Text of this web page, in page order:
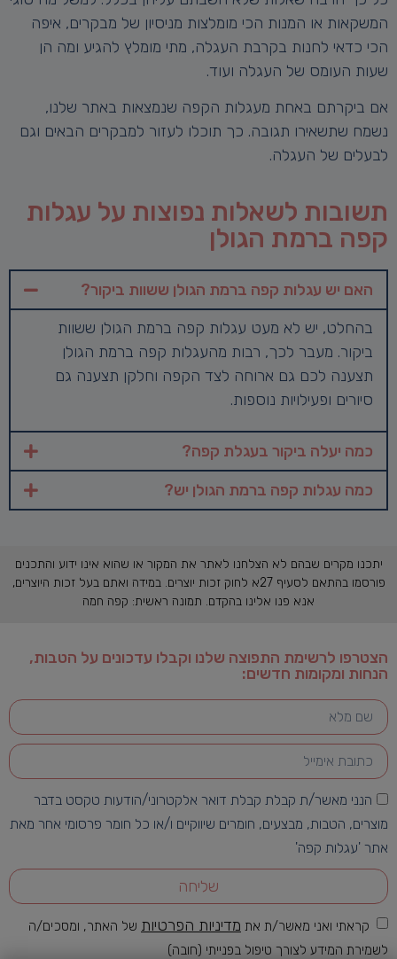
המשקאות או המנות הכי מומלצות מניסיון של מבקרים, איפה
הכי כדאי לחנות בקרבת העגלה, מתי מומלץ להגיע ומה הן
שעות העומס של העגלה ועוד.
אם ביקרתם באחת מעגלות הקפה שנמצאות באתר שלנו,
נשמח שתשאירו תגובה. כך תוכלו לעזור למבקרים הבאים וגם
לבעלים של העגלה.
תשובות לשאלות נפוצות על עגלות
קפה ברמת הגולן
האם יש עגלות קפה ברמת הגולן ששוות ביקור?
בהחלט, יש לא מעט עגלות קפה ברמת הגולן ששוות
ביקור. מעבר לכך, רבות מהעגלות קפה ברמת הגולן
תצענה לכם גם ארוחה לצד הקפה וחלקן תצענה גם
סיורים ופעילויות נוספות.
כמה יעלה ביקור בעגלת קפה?
כמה עגלות קפה ברמת הגולן יש?
יתכנו מקרים שבהם לא הצלחנו לאתר את המקור או שהוא אינו ידוע והתכנים
פורסמו בהתאם לסעיף 27א לחוק זכות יוצרים. במידה ואתם בעל זכות היוצרים,
אנא פנו אלינו בהקדם. תמונה ראשית: קפה חמה
הצטרפו לרשימת התפוצה שלנו וקבלו עדכונים על הטבות,
הנחות ומקומות חדשים:
הנני מאשר/ת קבלת קבלת דואר אלקטרוני/הודעות טקסט בדבר
מוצרים, הטבות, מבצעים, חומרים שיווקיים ו/או כל חומר פרסומי אחר מאת
אתר 'עגלות קפה'
שליחה
קראתי ואני מאשר/ת את מדיניות הפרטיות של האתר, ומסכים/ה
לשמירת המידע לצורך טיפול בפנייתי (חובה)